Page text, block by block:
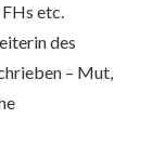
etc.
des
– Mut,